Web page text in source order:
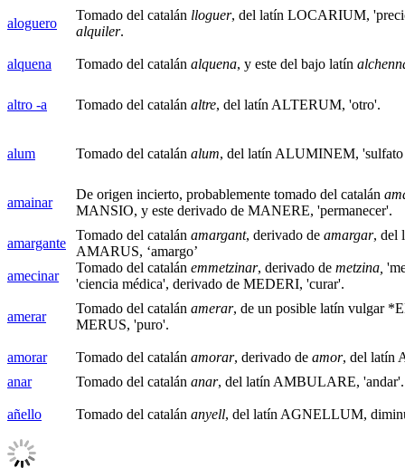
aloguero
Tomado del catalán lloguer, del latín LOCARIUM,
alquiler.
alquena Tomado del catalán alquena, y este del bajo latín
altro -a Tomado del catalán altre, del latín ALTERUM, 'otro'.
alum Tomado del catalán alum, del latín ALUMINEM, 'sulfato
amainar
De origen incierto, probablemente tomado del catalán
MANSIO, y este derivado de MANERE, 'permanecer'.
amargante
Tomado del catalán amargant, derivado de amargar, del
AMARUS, ‘amargo’
amecinar
Tomado del catalán emmetzinar, derivado de metzina,
'ciencia médica', derivado de MEDERI, 'curar'.
amerar
Tomado del catalán amerar, de un posible latín vulgar
MERUS, 'puro'.
amorar Tomado del catalán amorar, derivado de amor, del latín
anar
Tomado del catalán anar, del latín AMBULARE, 'andar'.
añello Tomado del catalán anyell, del latín AGNELLUM,